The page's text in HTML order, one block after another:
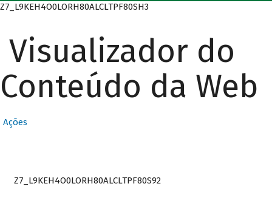
Z7_L9KEH4O0LORH80ALCLTPF80SH3
Visualizador do
Conteúdo da Web
Ações
Z7_L9KEH4O0LORH80ALCLTPF80S92